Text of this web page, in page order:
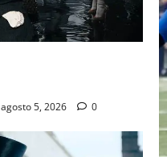
agosto 5, 2026 0